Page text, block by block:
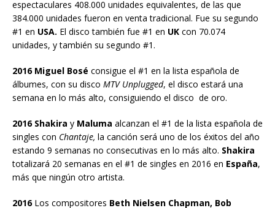
espectaculares 408.000 unidades equivalentes, de las que
384.000 unidades fueron en venta tradicional. Fue su segundo
#1 en USA. El disco también fue #1 en UK con 70.074
unidades, y también su segundo #1.
2016 Miguel Bosé consigue el #1 en la lista española de
álbumes, con su disco MTV Unplugged, el disco estará una
semana en lo más alto, consiguiendo el disco de oro.
2016 Shakira y Maluma alcanzan el #1 de la lista española de
singles con Chantaje, la canción será uno de los éxitos del año
estando 9 semanas no consecutivas en lo más alto. Shakira
totalizará 20 semanas en el #1 de singles en 2016 en España,
más que ningún otro artista.
2016Los compositores Beth Nielsen Chapman, Bob